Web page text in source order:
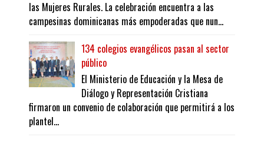
las Mujeres Rurales. La celebración encuentra a las
campesinas dominicanas más empoderadas que nun...
134 colegios evangélicos pasan al sector
público
El Ministerio de Educación y la Mesa de
Diálogo y Representación Cristiana
firmaron un convenio de colaboración que permitirá a los
plantel...